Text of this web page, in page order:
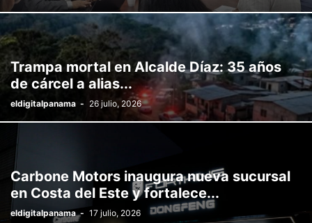
Trampa mortal en Alcalde Díaz: 35 años
de cárcel a alias...
eldigitalpanama - 26 julio, 2026
Carbone Motors inaugura nueva sucursal
en Costa del Este y fortalece...
eldigitalpanama - 17 julio, 2026